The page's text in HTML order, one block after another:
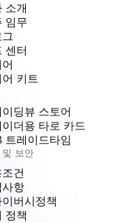
소개
임무
센터
키트
이딩뷰 스토어
이더용 타로 카드
트레이드타임
및 보안
건
사항
이버시정책
정책